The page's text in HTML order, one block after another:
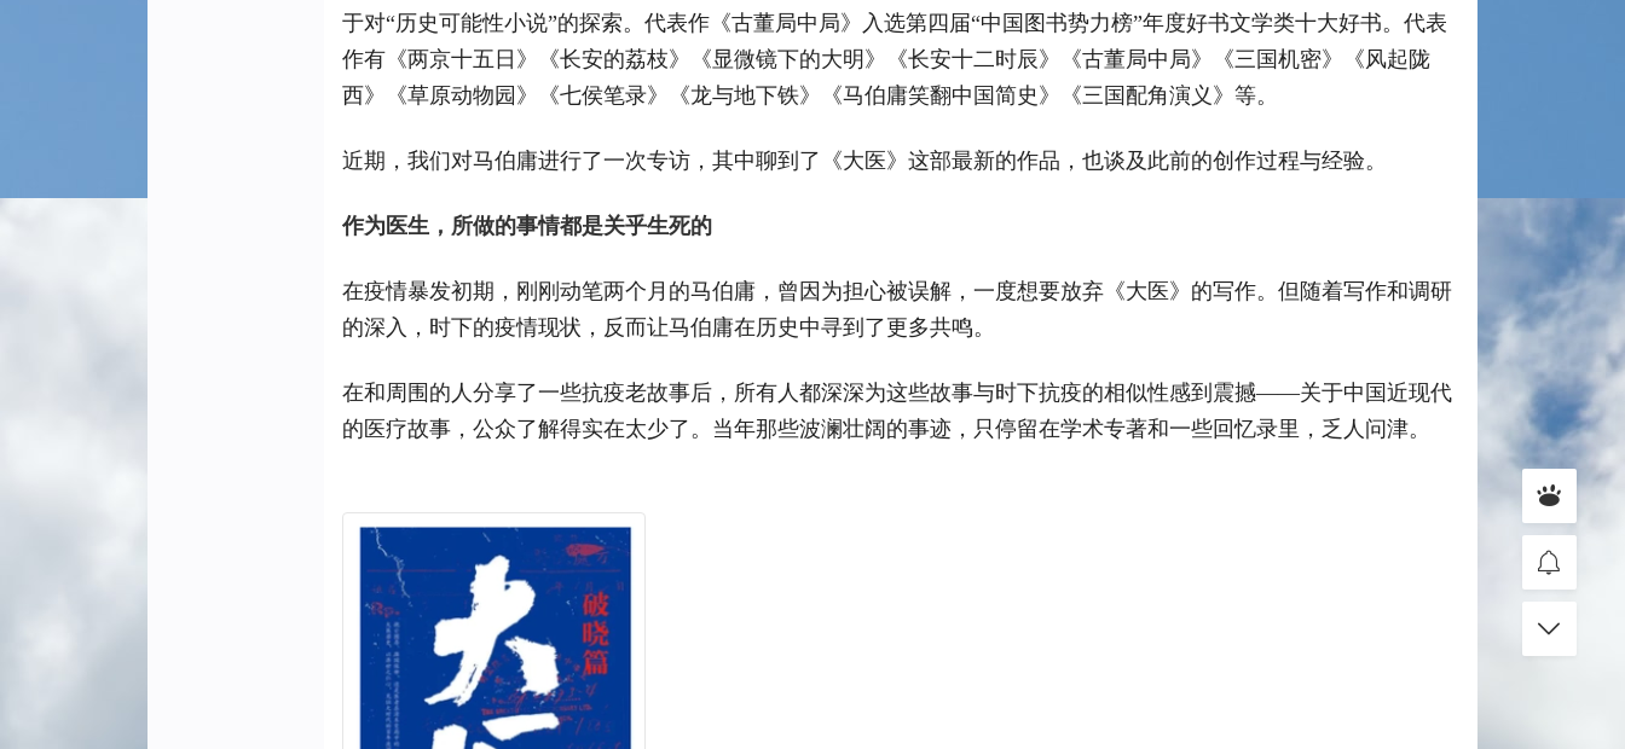
于对“历史可能性小说”的探索。代表作《古董局中局》入选第四届“中国图书势力榜”年度好书文学类十大好书。代表
作有《两京十五日》《长安的荔枝》《显微镜下的大明》《长安十二时辰》《古董局中局》《三国机密》《风起陇
西》《草原动物园》《七侯笔录》《龙与地下铁》《马伯庸笑翻中国简史》《三国配角演义》等。
近期，我们对马伯庸进行了一次专访，其中聊到了《大医》这部最新的作品，也谈及此前的创作过程与经验。
作为医生，所做的事情都是关乎生死的
在疫情暴发初期，刚刚动笔两个月的马伯庸，曾因为担心被误解，一度想要放弃《大医》的写作。但随着写作和调研
的深入，时下的疫情现状，反而让马伯庸在历史中寻到了更多共鸣。
在和周围的人分享了一些抗疫老故事后，所有人都深深为这些故事与时下抗疫的相似性感到震撼——关于中国近现代
的医疗故事，公众了解得实在太少了。当年那些波澜壮阔的事迹，只停留在学术专著和一些回忆录里，乏人问津。